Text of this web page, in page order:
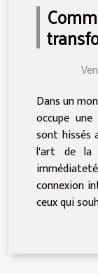
Dans un
occupe
sont hissés
l'art de la
connexion
ceux qui